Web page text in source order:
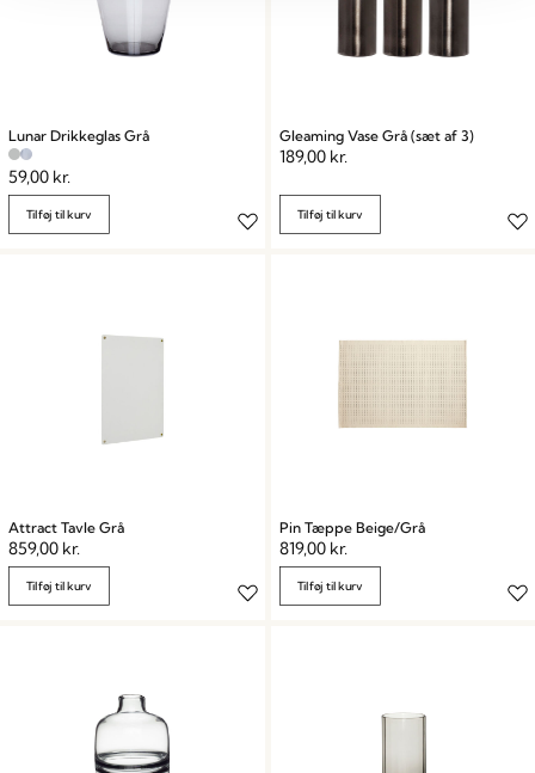
Lunar Drikkeglas Grå
59,00 kr.
Tilføj til kurv
Gleaming Vase Grå (sæt af 3)
189,00 kr.
Tilføj til kurv
Attract Tavle Grå
859,00 kr.
Tilføj til kurv
Pin Tæppe Beige/Grå
819,00 kr.
Tilføj til kurv